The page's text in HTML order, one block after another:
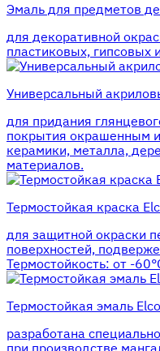
Эмаль для предметов
для декоративной
пластиковых, гипсовых
Универсальный
для придания
покрытия окрашенным
керамики, металла,
материалов.
Термостойкая краска
для защитной окраски
поверхностей,
Термостойкость: от -
Термостойкая эмаль
разработана
при производстве